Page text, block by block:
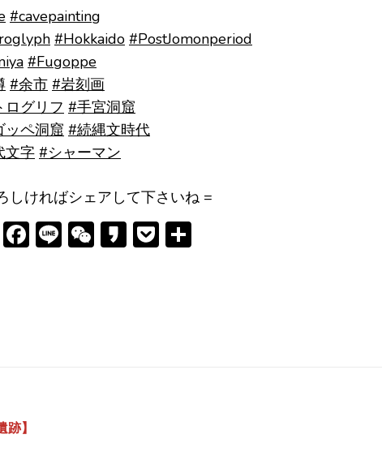
#cavepainting
#Hokkaido #PostJomonperiod
#Fugoppe
#余市 #岩刻画
ログリフ #手宮洞窟
ッペ洞窟 #続縄文時代
文字 #シャーマン
しければシェアして下さいね =
Twitter
Facebook
LineWeChat
KakaoPocket
跡】